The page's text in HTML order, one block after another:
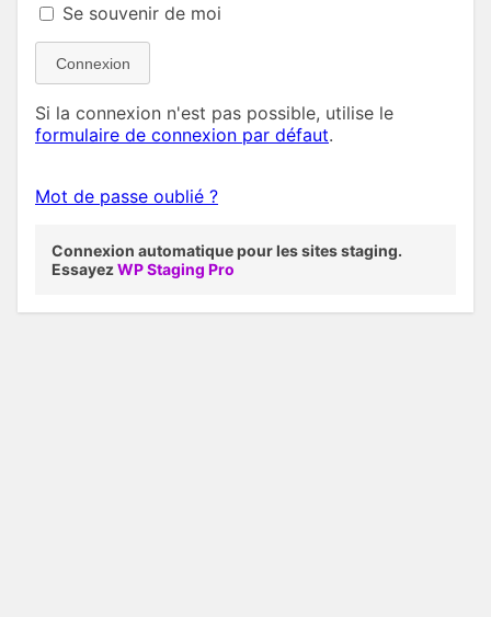
Se souvenir de moi
Connexion
Si la connexion n'est pas possible, utilise le
formulaire de connexion par défaut.
Mot de passe oublié ?
Connexion automatique pour les sites staging.
EssayezWP Staging Pro